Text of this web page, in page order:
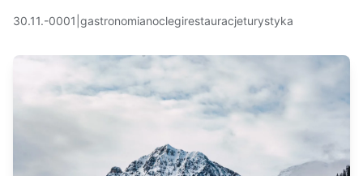
30.11.-0001 gastronomianoclegirestauracjeturystyka